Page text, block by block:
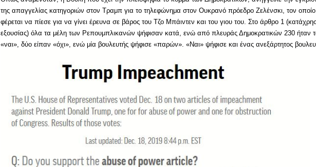
της απαγγελίας κατηγοριών στον Τραμπ για το τηλεφώνημα στον Ουκρανό πρόεδρο Ζελένσκι, τον οποίο
φέρεται να πίεσε για να γίνει έρευνα σε βάρος του Τζο Μπάιντεν και του γιου του. Στο άρθρο 1
εξουσίας) όλα τα μέλη των Ρεπουμπλικανών ψήφισαν κατά, ενώ από πλευράς Δημοκρατικών 230 ήταν
«ναι», δύο είπαν «όχι», ενώ μία βουλευτής ψήφισε «παρών». «Ναι» ψήφισε και ένας ανεξάρτητος